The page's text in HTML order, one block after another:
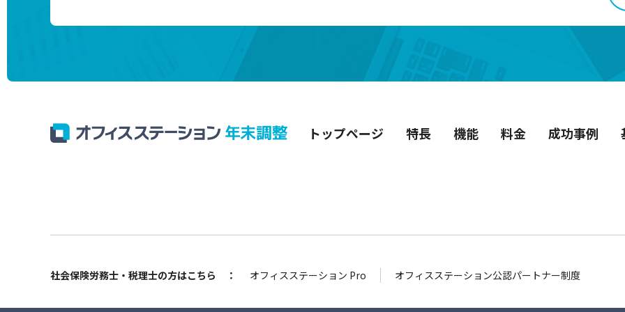
トップページ 特長 機能 料金 成功事例
社会保険労務士・税理士の方はこちら ： オフィスステーション Pro オフィスステーション公認パートナー制度